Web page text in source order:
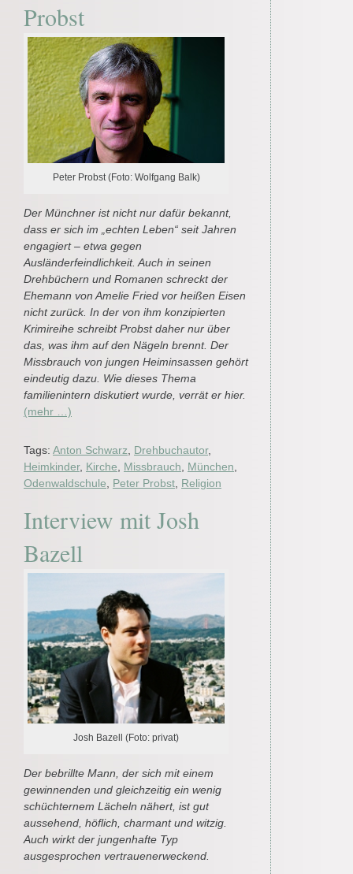
Probst
Peter Probst (Foto: Wolfgang Balk)
Der Münchner ist nicht nur dafür bekannt,
dass er sich im „echten Leben“ seit Jahren
engagiert – etwa gegen
Ausländerfeindlichkeit. Auch in seinen
Drehbüchern und Romanen schreckt der
Ehemann von Amelie Fried vor heißen Eisen
nicht zurück. In der von ihm konzipierten
Krimireihe schreibt Probst daher nur über
das, was ihm auf den Nägeln brennt. Der
Missbrauch von jungen Heiminsassen gehört
eindeutig dazu. Wie dieses Thema
familienintern diskutiert wurde, verrät er hier.
(mehr …)
Tags: Anton Schwarz Drehbuchautor,
Heimkinder, Kirche Missbrauch München
Odenwaldschule
Peter Probst Religion
Interview mit Josh
Bazell
Josh Bazell (Foto: privat)
Der bebrillte Mann, der sich mit einem
gewinnenden und gleichzeitig ein wenig
schüchternem Lächeln nähert, ist gut
aussehend, höflich, charmant und witzig.
Auch wirkt der jungenhafte Typ
ausgesprochen vertrauenerweckend.